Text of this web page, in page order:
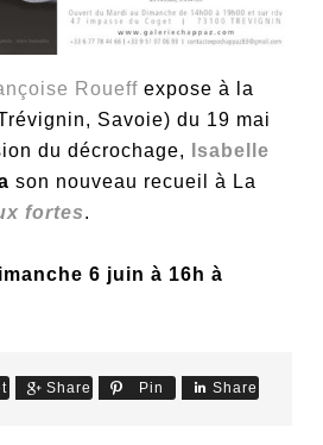
Roueff expose à la
Savoie) du 19 mai
du décrochage,
Isabelle
son nouveau recueil à La
fortes.
6 juin à 16h à
Share Pin Share